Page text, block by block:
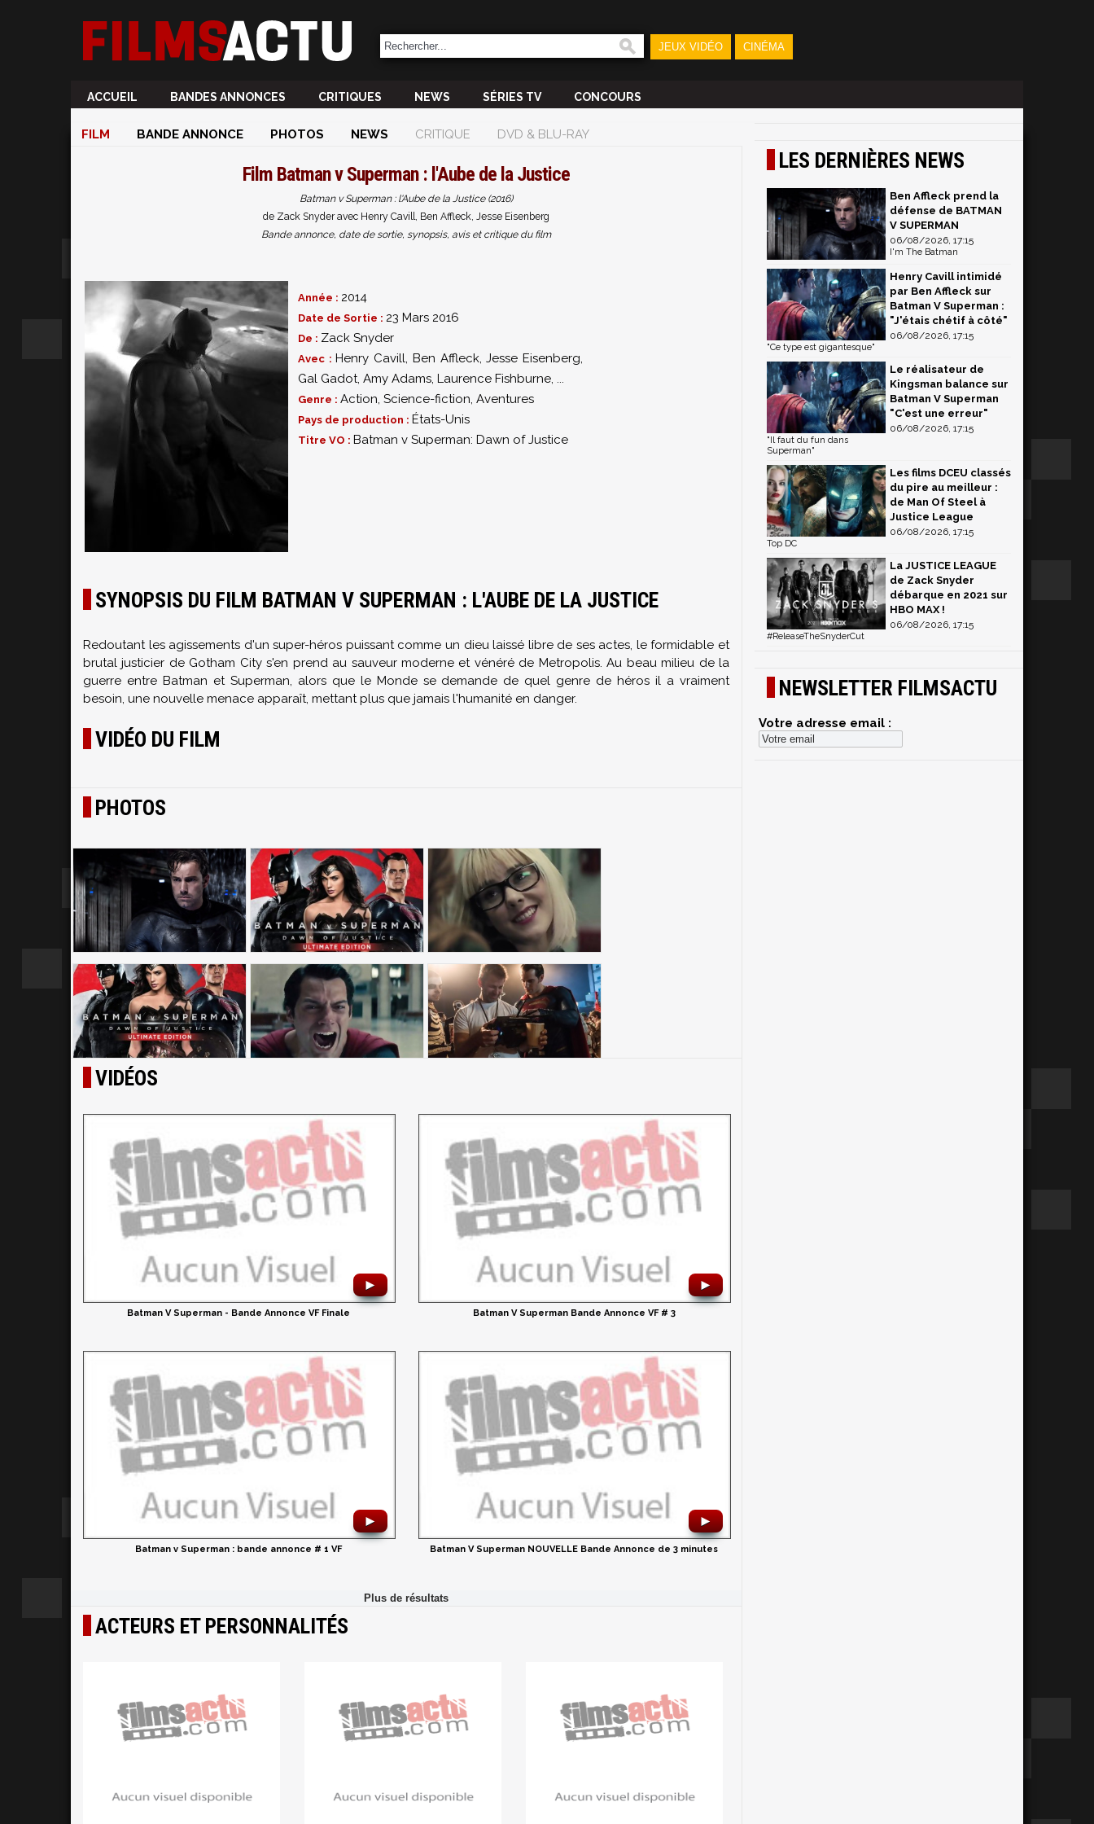
JEUX VIDÉO CINÉMA
ACCUEIL BANDES ANNONCES CRITIQUES NEWS SÉRIES TV CONCOURS
FILM BANDE ANNONCE PHOTOS NEWS CRITIQUE DVD & BLU-RAY
Film Batman v Superman : l'Aube de la Justice
Batman v Superman : l'Aube de la Justice (2016)
de Zack Snyder avec Henry Cavill, Ben Affleck, Jesse Eisenberg
Bande annonce, date de sortie, synopsis, avis et critique du film
Année : 2014
Date de Sortie : 23 Mars 2016
De : Zack Snyder
Avec : Henry Cavill, Ben Affleck,Jesse Eisenberg,
Gal Gadot, Amy Adams, Laurence Fishburne, ...
Genre : Action, Science-fiction, Aventures
Pays de production : États-Unis
Titre VO : Batman v Superman: Dawn of Justice
SYNOPSIS DU FILM BATMAN V SUPERMAN : L'AUBE DE LA JUSTICE
Redoutant les agissements d'un super-héros puissant comme un dieu laissé libre de ses actes, le formidable et
brutal justicier de Gotham City s'en prend au sauveur moderne et vénéré de Metropolis. Au beau milieu de la
guerre entre Batman et Superman, alors que leMonde se demande de quel genre de héros il a vraiment
besoin, une nouvelle menace apparaît, mettant plus que jamais l'humanité en danger.
VIDÉO DU FILM
PHOTOS
VIDÉOS
►
Batman V Superman - Bande Annonce VF Finale
►
Batman V Superman Bande Annonce VF # 3
►
Batman v Superman : bande annonce # 1 VF
►
Batman V Superman NOUVELLE Bande Annonce de 3 minutes
ACTEURS ET PERSONNALITÉS
LES DERNIÈRES NEWS
Ben Affleck prend la
défense de BATMAN
V SUPERMAN
06/08/2026, 17:15
I'm The Batman
Henry Cavill intimidé
par Ben Affleck sur
Batman V Superman :
"J'étais chétif à côté"
06/08/2026, 17:15
"Ce type est gigantesque"
Le réalisateur de
Kingsman balance sur
Batman V Superman
"C'est une erreur"
06/08/2026, 17:15
"Il faut du fun dans
Superman"
Les films DCEU classés
du pire au meilleur :
de Man Of Steel à
Justice League
06/08/2026, 17:15
Top DC
La JUSTICE LEAGUE
de Zack Snyder
débarque en 2021 sur
HBO MAX !
06/08/2026, 17:15
#ReleaseTheSnyderCut
NEWSLETTER FILMSACTU
Votre adresse email :